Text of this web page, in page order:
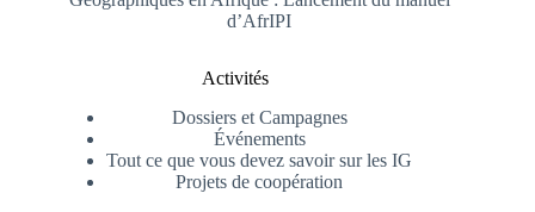
d’AfrIPI
Activités
Dossiers et Campagnes
Événements
Tout ce que vous devez savoir sur les IG
Projets de coopération